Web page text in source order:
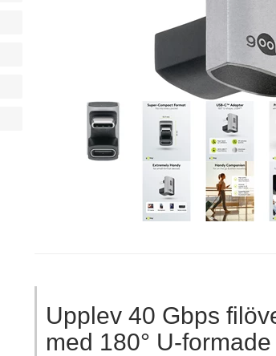
Upplev 40 Gbps
med 180° U-